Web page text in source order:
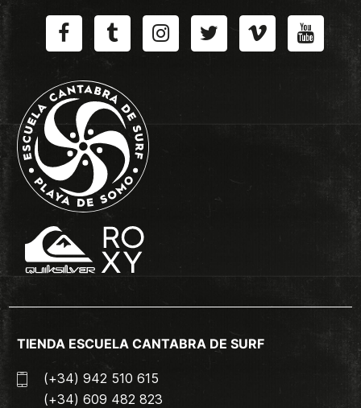
TIENDA ESCUELA CANTABRA DE SURF
(+34) 942 510 615
(+34) 609 482 823